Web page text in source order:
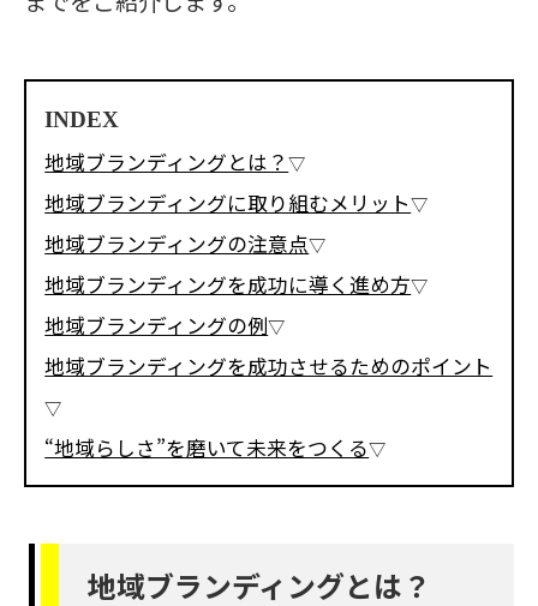
INDEX
地域ブランディングとは？
地域ブランディングに取り組むメリット
地域ブランディングの注意点
地域ブランディングを成功に導く進め方
地域ブランディングの例
地域ブランディングを成功させるためのポイント
“地域らしさ”を磨いて未来をつくる
地域ブランディングとは？